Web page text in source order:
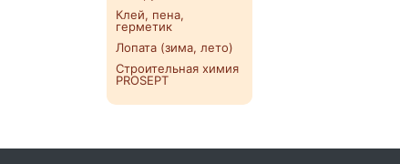
Клей, пена,
герметик
Лопата (зима, лето)
Строительная химия
PROSEPT